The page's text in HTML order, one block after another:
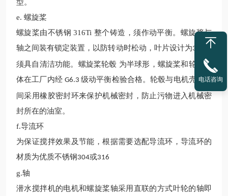
型。
e. 螺旋桨
螺旋桨由不锈钢 316Ti 整个铸造，须作动平衡。螺旋桨与
轴之间装有锁定装置，以防转动时松动，叶片设计为3
片式
须具自清洁功能。螺旋桨轮毂 为半球形，螺旋桨和轮毂整
体在工厂内经 G6.3 级动平衡检验合格。轮毂与电机壳体之
间采用橡胶密封环来保护机械密封，防止污物进入机械密
封所在的油室。
f.导流环
为保证搅拌效果及节能，根据需要选配导流环，导流环的
材质为优质不锈钢304或316
g.轴
潜水搅拌机的电机和螺旋桨轴采用直联的方式叶轮的轴即
电话咨询